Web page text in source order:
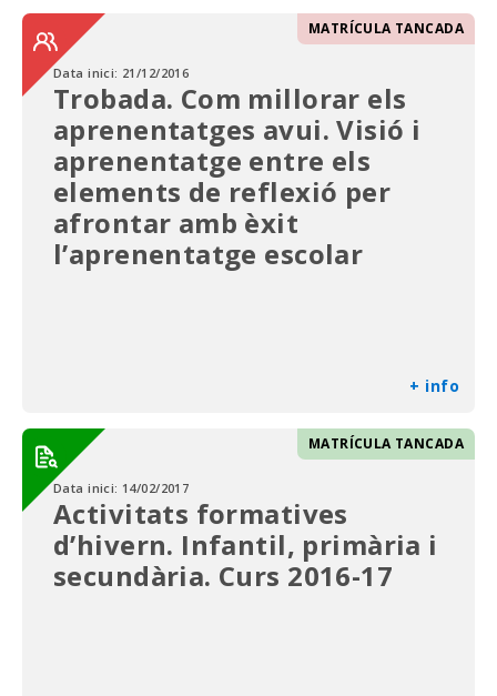
MATRÍCULA TANCADA
Data inici: 21/12/2016
Trobada. Com millorar els
aprenentatges avui. Visió i
aprenentatge entre els
elements de reflexió per
afrontar amb èxit
l’aprenentatge escolar
+ info
MATRÍCULA TANCADA
Data inici: 14/02/2017
Activitats formatives
d’hivern. Infantil, primària i
secundària. Curs 2016-17